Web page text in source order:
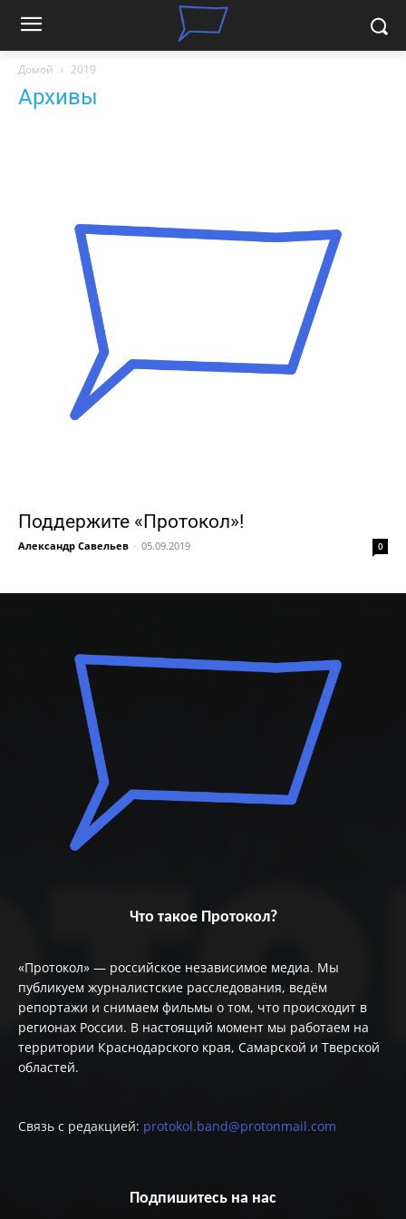
Домой 2019
Архивы
Поддержите «Протокол»!
Александр Савельев - 05.09.2019 0
Что такое Протокол?
«Протокол» — российское независимое медиа. Мы
публикуем журналистские расследования, ведём
репортажи и снимаем фильмы о том, что происходит в
регионах России. В настоящий момент мы работаем на
территории Краснодарского края, Самарской и Тверской
областей.
Связь с редакцией: protokol.band@protonmail.com
Подпишитесь на нас